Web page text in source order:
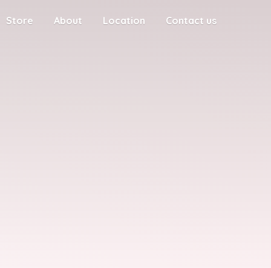
Store About Location Contact us